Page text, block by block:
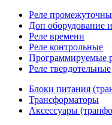
Реле
Доп оборудование
Реле времени
Реле контрольные
Программируемые
Реле твердотельные
Блоки питания
Трансформаторы
Аксессуары